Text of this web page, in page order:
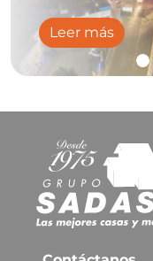
Leer más